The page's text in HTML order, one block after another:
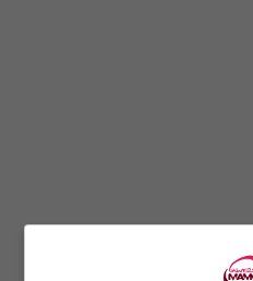
Nostro figlio è nato